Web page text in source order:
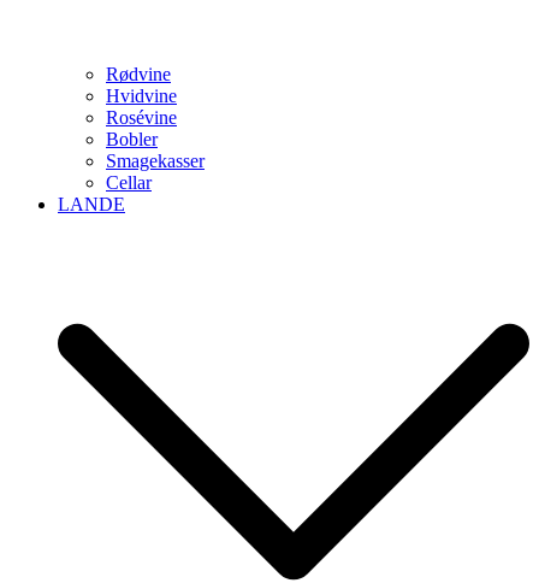
Rødvine
Hvidvine
Rosévine
Bobler
Smagekasser
Cellar
LANDE